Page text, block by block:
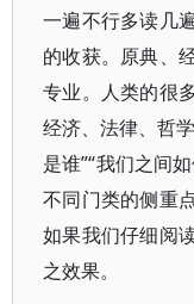
一遍不行多读几
的收获。原典、
专业。人类的很
经济、法律、哲
是谁”“我们之间
不同门类的侧重
如果我们仔细阅
之效果。